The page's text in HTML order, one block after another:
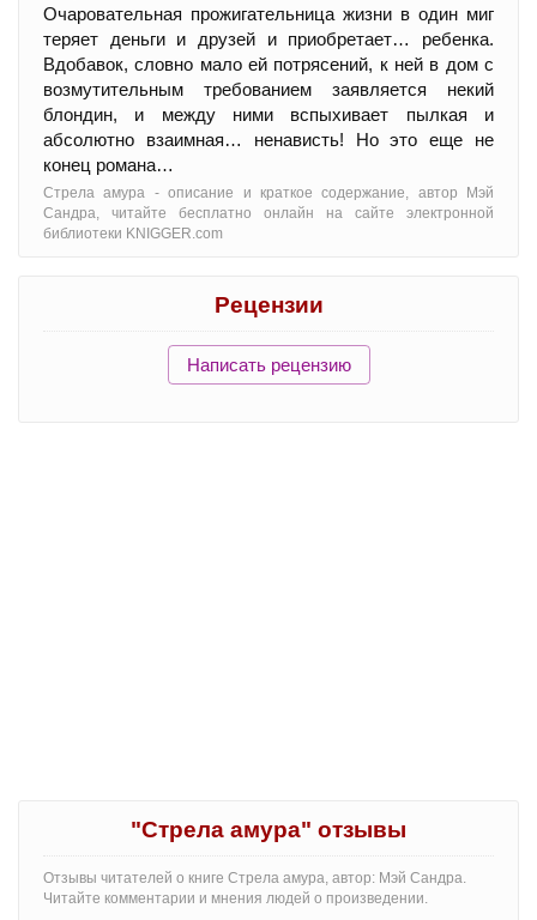
Очаровательная прожигательница жизни в один миг
теряет деньги и друзей и приобретает… ребенка.
Вдобавок, словно мало ей потрясений, к ней в дом с
возмутительным требованием заявляется некий
блондин, и между ними вспыхивает пылкая и
абсолютно взаимная… ненависть! Но это еще не
конец романа…
Стрела амура - oписание и краткое содержание, автор Мэй
Сандра, читайте бесплатно онлайн на сайте электронной
библиотеки KNIGGER.com
Рецензии
Написать рецензию
"Стрела амура" отзывы
Отзывы читателей о книге Стрела амура, автор: Мэй Сандра.
Читайте комментарии и мнения людей о произведении.